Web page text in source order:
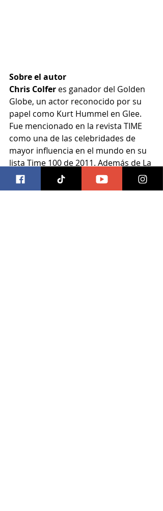
Sobre el autor
Chris Colfer es ganador del Golden
Globe, un actor reconocido por su
papel como Kurt Hummel en Glee.
Fue mencionado en la revista TIME
como una de las celebridades de
mayor influencia en el mundo en su
lista Time 100 de 2011. Además de La
Tierra de las Historias es el autor de
Más extraño que un fanfiction.